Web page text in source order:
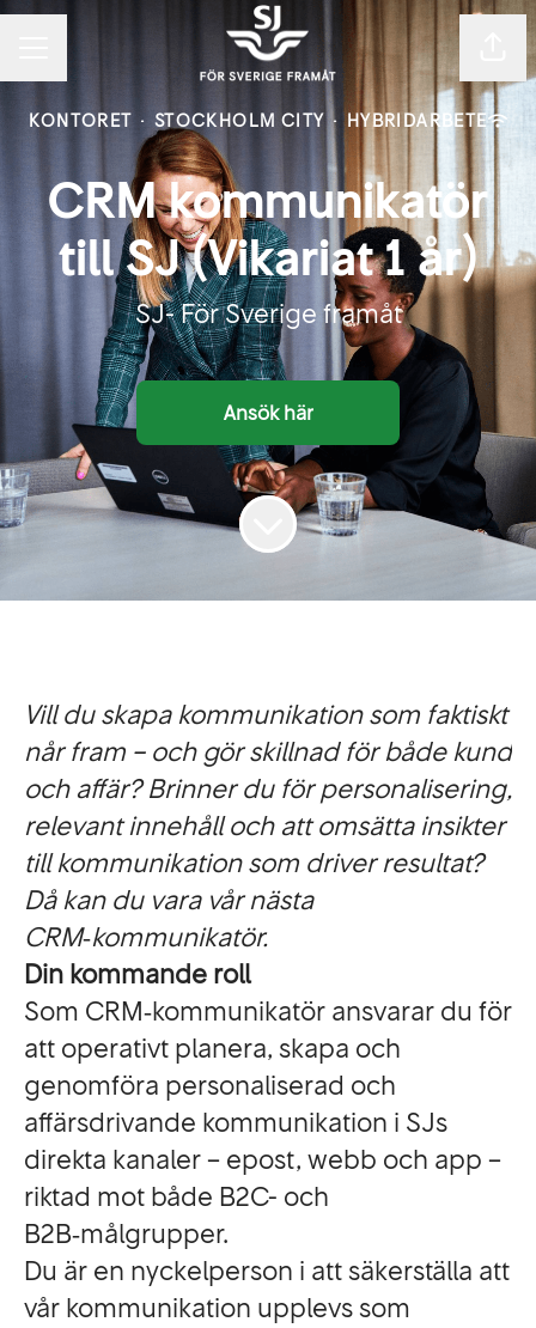
KONTORET · STOCKHOLM CITY · HYBRIDARBETE
CRM kommunikatör
till SJ (Vikariat 1 år)
SJ- För Sverige framåt
Ansök här
Vill du skapa kommunikation som faktiskt
når fram – och gör skillnad för både kund
och affär? Brinner du för personalisering,
relevant innehåll och att omsätta insikter
till kommunikation som driver resultat?
Då kan du vara vår nästa
CRM‑kommunikatör.
Din kommande roll
Som CRM‑kommunikatör ansvarar du för
att operativt planera, skapa och
genomföra personaliserad och
affärsdrivande kommunikation i SJs
direkta kanaler – epost, webb och app –
riktad mot både B2C- och
B2B‑målgrupper.
Du är en nyckelperson i att säkerställa att
vår kommunikation upplevs som